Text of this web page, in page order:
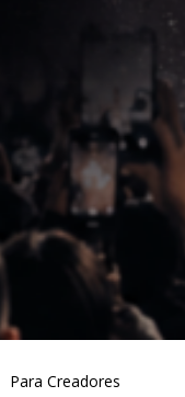
Para Creadores